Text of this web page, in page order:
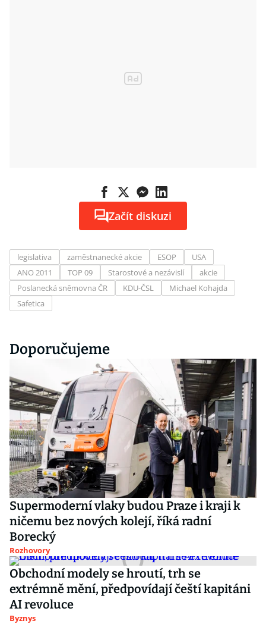
Začít diskuzi
legislativa zaměstnanecké akcie ESOP
USA
ANO 2011
TOP 09 Starostové a nezávislí
akcie
Poslanecká sněmovna ČR
KDU-ČSL
Michael Kohajda
Safetica
Doporučujeme
Supermoderní vlaky budou Praze i kraji k
ničemu bez nových kolejí, říká radní
Borecký
Rozhovory
Obchodní modely se hroutí, trh se
extrémně mění, předpovídají čeští kapitáni
AI revoluce
Byznys